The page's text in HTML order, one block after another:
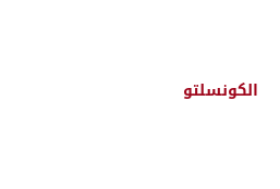
الكونسلتو